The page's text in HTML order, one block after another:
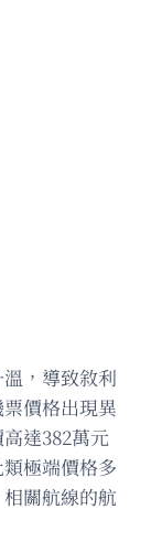
，導致敘利
價格出現異
達382萬元
極端價格多
關航線的航